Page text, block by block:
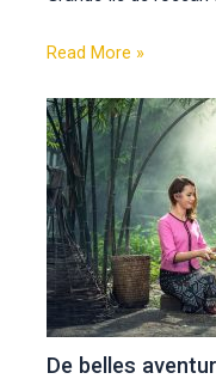
Read More »
De belles